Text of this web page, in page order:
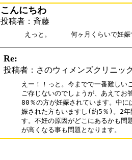
こんにちわ
投稿者：斉藤
えっと。　　　何ヶ月くらいで妊
Re:
投稿者：さのウィメンズクリニッ
えー！！っと。今までで一番難しい
ご存じないのでしょうが、あえてお
80％の方が妊娠されています。中に
娠された方もいますし(約5％)。2年
す。不妊の原因がどこにあるかも問
が高くなる事も問題となります。